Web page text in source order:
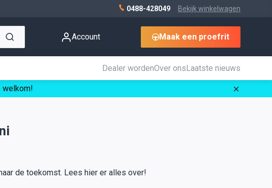
0488-428049 Bekijk winkelwagen
Account Maak een proefrit
Dealer wordenOver onsLaatste nieuws
welkom!
de toekomst. Lees hier er alles over!